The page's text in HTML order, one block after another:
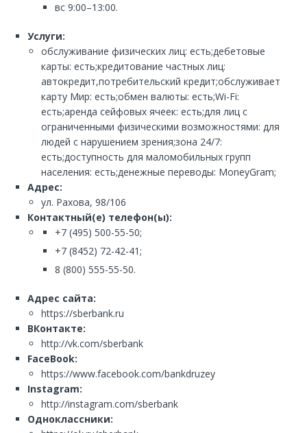
вс 9:00–13:00.
Услуги:
обслуживание физических лиц: есть;дебетовые
карты: есть;кредитование частных лиц:
автокредит,потребительский кредит;обслуживает
карту Мир: есть;обмен валюты: есть;Wi-Fi:
есть;аренда сейфовых ячеек: есть;для лиц с
ограниченными физическими возможностями: для
людей с нарушением зрения;зона 24/7:
есть;доступность для маломобильных групп
населения: есть;денежные переводы: MoneyGram;
Адрес:
ул. Рахова, 98/106
Контактный(е) телефон(ы):
+7 (495) 500-55-50;
+7 (8452) 72-42-41;
8 (800) 555-55-50.
Адрес сайта:
https://sberbank.ru
ВКонтакте:
http://vk.com/sberbank
FaceBook:
https://www.facebook.com/bankdruzey
Instagram:
http://instagram.com/sberbank
Одноклассники: